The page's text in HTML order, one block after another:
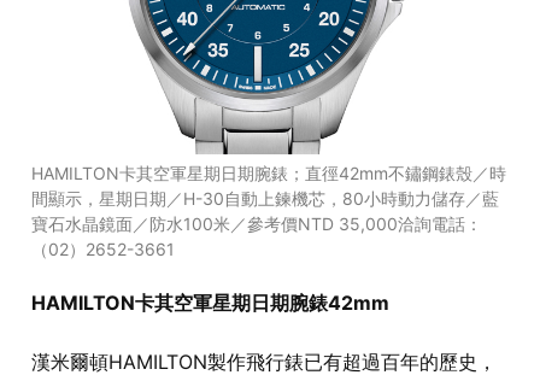
HAMILTON卡其空軍星期日期腕錶；直徑42mm不鏽鋼錶殼／時
間顯示，星期日期／H-30自動上鍊機芯，80小時動力儲存／藍
寶石水晶鏡面／防水100米／參考價NTD 35,000洽詢電話：
（02）2652-3661
HAMILTON卡其空軍星期日期腕錶42mm
漢米爾頓HAMILTON製作飛行錶已有超過百年的歷史，